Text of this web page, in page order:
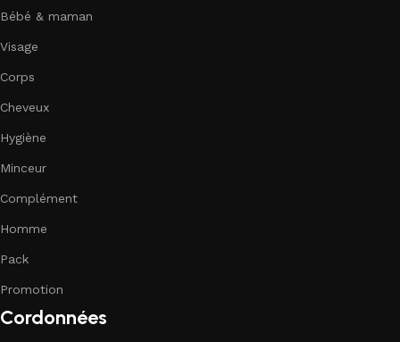
Bébé & maman
Visage
Corps
Cheveux
Hygiène
Minceur
Complément
Homme
Pack
Promotion
Cordonnées